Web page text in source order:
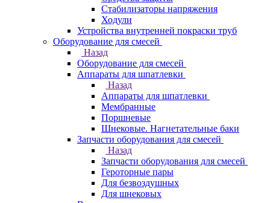
Стабилизаторы напряжения
Ходули
Устройства внутренней покраски труб
Оборудование для смесей
Назад
Оборудование для смесей
Аппараты для шпатлевки
Назад
Аппараты для шпатлевки
Мембранные
Поршневые
Шнековые. Нагнетательные баки
Запчасти оборудования для смесей
Назад
Запчасти оборудования для смесей
Героторные пары
Для безвоздушных
Для шнековых